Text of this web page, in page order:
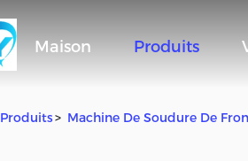
Maison Produits
Produits> Machine De Soudure De